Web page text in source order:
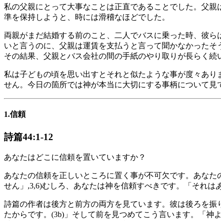
私の父親にとって大事なことは正直であることでした。父
準を保持しようと、時には滑稽なほどでした。
両親がまだ結婚する前のこと、二人でバスに乗った時、彼
いと言うのに、父親は運賃を支払うと言って聞かなかった
その結果、父親とバス会社の間の手紙のやり取りが長らく
私は子どもの頃を思い出すとそれと似たような事が度々あ
せん。今日の箇所では神が本当に大切にする事柄について見
1.信頼
詩篇44:1-12
あなたはどこに信頼を置いていますか？
あなたの信頼を正しいところに置く事が不可欠です。あな
せん」,3,6)むしろ、あなたは神を信頼すべきです。「それは
詩篇の作者は後方と前方の両方を見ています。彼は後ろを
たからです。(3b)」そして前を見つめてこう言います。「神